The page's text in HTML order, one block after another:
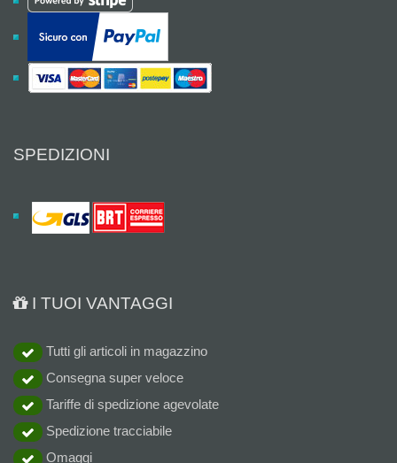
SPEDIZIONI
I TUOI VANTAGGI
Tutti gli articoli in magazzino
Consegna super veloce
Tariffe di spedizione agevolate
Spedizione tracciabile
Omaggi